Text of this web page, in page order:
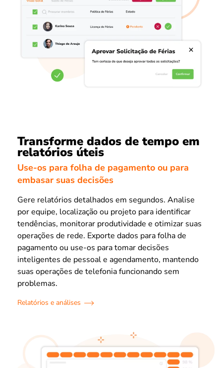
Transforme dados de tempo em
relatórios úteis
Use-os para folha de pagamento ou para
embasar suas decisões
Gere relatórios detalhados em segundos. Analise
por equipe, localização ou projeto para identificar
tendências, monitorar produtividade e otimizar suas
operações de rede. Exporte dados para folha de
pagamento ou use-os para tomar decisões
inteligentes de pessoal e agendamento, mantendo
suas operações de telefonia funcionando sem
problemas.
Relatórios e análises